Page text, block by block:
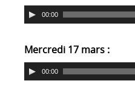
00:00
Mercredi 17 mars :
00:00